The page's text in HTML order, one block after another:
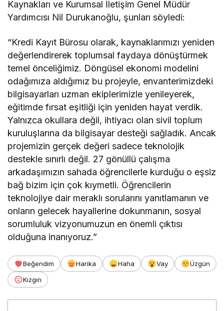
Kaynakları ve Kurumsal İletişim Genel Müdür
Yardımcısı Nil Durukanoğlu, şunları söyledi:
“Kredi Kayıt Bürosu olarak, kaynaklarımızı yeniden
değerlendirerek toplumsal faydaya dönüştürmek
temel önceliğimiz. Döngüsel ekonomi modelini
odağımıza aldığımız bu projeyle, envanterimizdeki
bilgisayarları uzman ekiplerimizle yenileyerek,
eğitimde fırsat eşitliği için yeniden hayat verdik.
Yalnızca okullara değil, ihtiyacı olan sivil toplum
kuruluşlarına da bilgisayar desteği sağladık. Ancak
projemizin gerçek değeri sadece teknolojik
destekle sınırlı değil. 27 gönüllü çalışma
arkadaşımızın sahada öğrencilerle kurduğu o eşsiz
bağ bizim için çok kıymetli. Öğrencilerin
teknolojiye dair meraklı sorularını yanıtlamanın ve
onların gelecek hayallerine dokunmanın, sosyal
sorumluluk vizyonumuzun en önemli çıktısı
olduğuna inanıyoruz.”
Beğendim Harika Haha Vay
Üzgün
Kızgın